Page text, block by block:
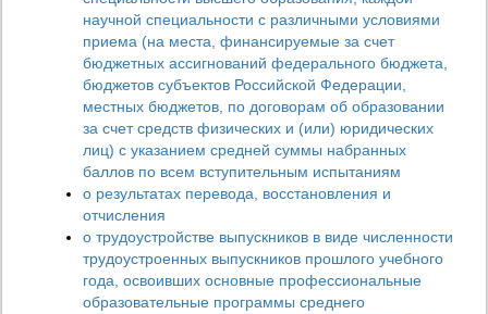
научной специальности с различными условиями
приема (на места, финансируемые за счет
бюджетных ассигнований федерального бюджета,
бюджетов субъектов Российской Федерации,
местных бюджетов, по договорам об образовании
за счет средств физических и (или) юридических
лиц) с указанием средней суммы набранных
баллов по всем вступительным испытаниям
о результатах перевода, восстановления и
отчисления
о трудоустройстве выпускников в виде численности
трудоустроенных выпускников прошлого учебного
года, освоивших основные профессиональные
образовательные программы среднего